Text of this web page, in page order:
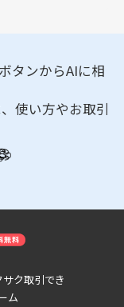
ボタンからAIに相
使い方やお取引
ク取引でき
ム